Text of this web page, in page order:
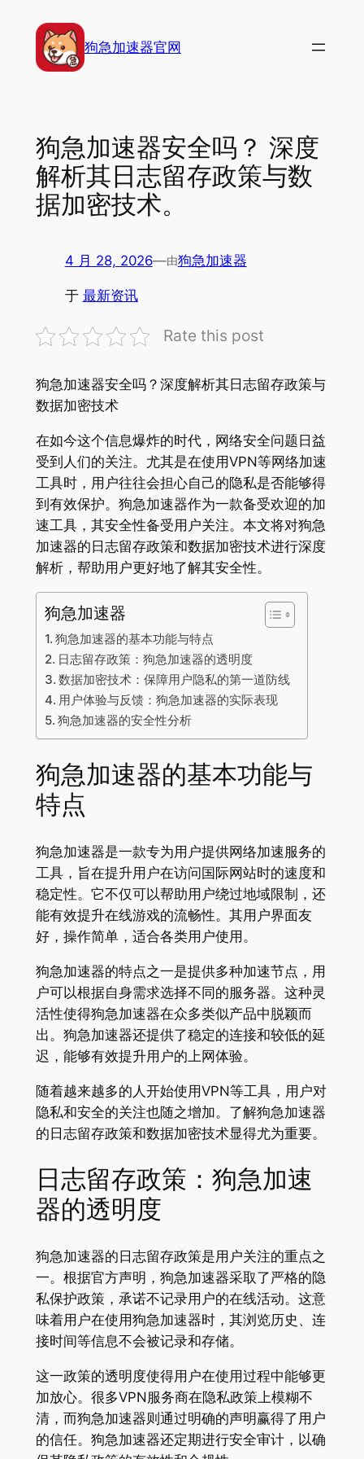
狗急加速器官网
狗急加速器安全吗？ 深度
解析其日志留存政策与数
据加密技术。
4 月 28, 2026—由狗急加速器
于 最新资讯
Rate this post
狗急加速器安全吗？深度解析其日志留存政策与
数据加密技术
在如今这个信息爆炸的时代，网络安全问题日益
受到人们的关注。尤其是在使用VPN等网络加速
工具时，用户往往会担心自己的隐私是否能够得
到有效保护。狗急加速器作为一款备受欢迎的加
速工具，其安全性备受用户关注。本文将对狗急
加速器的日志留存政策和数据加密技术进行深度
解析，帮助用户更好地了解其安全性。
狗急加速器
狗急加速器的基本功能与特点
日志留存政策：狗急加速器的透明度
数据加密技术：保障用户隐私的第一道防线
用户体验与反馈：狗急加速器的实际表现
狗急加速器的安全性分析
狗急加速器的基本功能与
特点
狗急加速器是一款专为用户提供网络加速服务的
工具，旨在提升用户在访问国际网站时的速度和
稳定性。它不仅可以帮助用户绕过地域限制，还
能有效提升在线游戏的流畅性。其用户界面友
好，操作简单，适合各类用户使用。
狗急加速器的特点之一是提供多种加速节点，用
户可以根据自身需求选择不同的服务器。这种灵
活性使得狗急加速器在众多类似产品中脱颖而
出。狗急加速器还提供了稳定的连接和较低的延
迟，能够有效提升用户的上网体验。
随着越来越多的人开始使用VPN等工具，用户对
隐私和安全的关注也随之增加。了解狗急加速器
的日志留存政策和数据加密技术显得尤为重要。
日志留存政策：狗急加速
器的透明度
狗急加速器的日志留存政策是用户关注的重点之
一。根据官方声明，狗急加速器采取了严格的隐
私保护政策，承诺不记录用户的在线活动。这意
味着用户在使用狗急加速器时，其浏览历史、连
接时间等信息不会被记录和存储。
这一政策的透明度使得用户在使用过程中能够更
加放心。很多VPN服务商在隐私政策上模糊不
清，而狗急加速器则通过明确的声明赢得了用户
的信任。狗急加速器还定期进行安全审计，以确